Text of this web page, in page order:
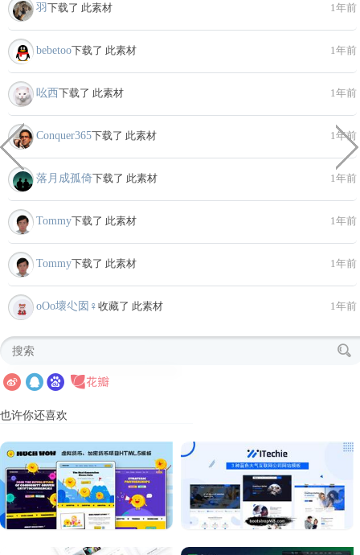
羽 下载了 此素材 1年前
bebetoo下载了 此素材 1年前
吆西下载了 此素材 1年前
Conquer365下载了 此素材 1年前
落月成孤倚下载了 此素材 1年前
Tommy下载了 此素材 1年前
Tommy下载了 此素材 1年前
oΟo壞尐囡♀ 收藏了 此素材 1年前
也许你还喜欢